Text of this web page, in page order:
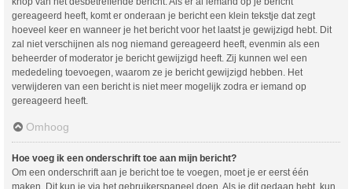
gereageerd heeft, komt er onderaan je bericht een klein tekstje dat zegt
hoeveel keer en wanneer je het bericht voor het laatst je gewijzigd hebt. Dit
zal niet verschijnen als nog niemand gereageerd heeft, evenmin als een
beheerder of moderator je bericht gewijzigd heeft. Zij kunnen wel een
mededeling toevoegen, waarom ze je bericht gewijzigd hebben. Het
verwijderen van een bericht is niet meer mogelijk zodra er iemand op
gereageerd heeft.
Omhoog
Hoe voeg ik een onderschrift toe aan mijn bericht?
Om een onderschrift aan je bericht toe te voegen, moet je er eerst één
maken. Dit kun je via het gebruikerspaneel doen. Als je dit gedaan hebt, kun